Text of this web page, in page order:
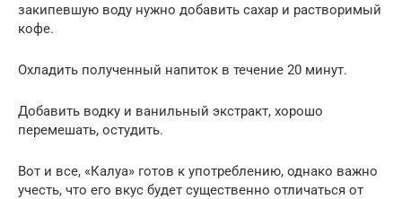
закипевшую воду нужно добавить сахар и растворимый
кофе.
Охладить полученный напиток в течение 20 минут.
Добавить водку и ванильный экстракт, хорошо
перемешать, остудить.
Вот и все, «Калуа» готов к употреблению, однако важно
учесть, что его вкус будет существенно отличаться от